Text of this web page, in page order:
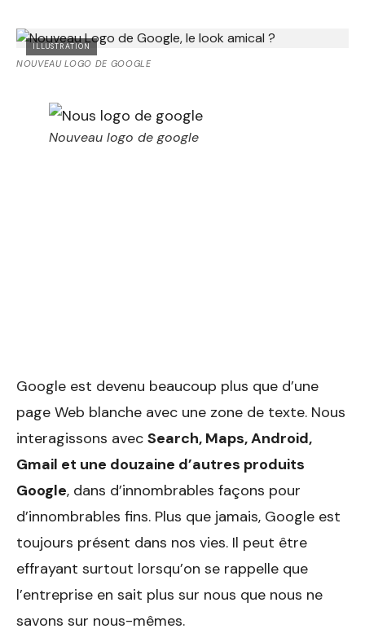
ILLUSTRATION
NOUVEAU LOGO DE GOOGLE
Nouveau logo de google
Google est devenu beaucoup plus que d’une
page Web blanche avec une zone de texte. Nous
interagissons avec Search, Maps, Android,
Gmail et une douzaine d’autres produits
Google, dans d’innombrables façons pour
d’innombrables fins. Plus que jamais, Google est
toujours présent dans nos vies. Il peut être
effrayant surtout lorsqu’on se rappelle que
l’entreprise en sait plus sur nous que nous ne
savons sur nous-mêmes.